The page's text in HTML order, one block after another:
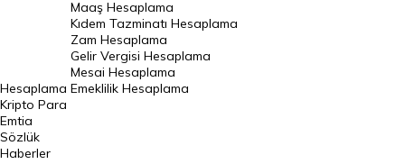
Merkez Bankası Döviz Kurları
Altın Fiyatları
Gram Altın Fiyatı
Çeyrek Altın Fiyatı
Hesaplama
Maaş Hesaplama
Kıdem Tazminatı Hesaplama
Zam Hesaplama
Gelir Vergisi Hesaplama
Mesai Hesaplama
Emeklilik Hesaplama
Kripto Para
Emtia
Sözlük
Haberler